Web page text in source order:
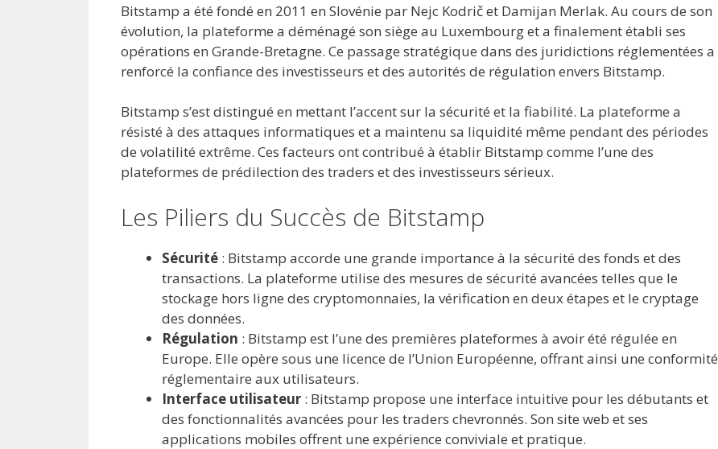
Bitstamp a été fondé en 2011 en Slovénie par Nejc Kodrič et Damijan Merlak. Au cours de son
évolution, la plateforme a déménagé son siège au Luxembourg et a finalement établi ses
opérations en Grande-Bretagne. Ce passage stratégique dans des juridictions réglementées a
renforcé la confiance des investisseurs et des autorités de régulation envers Bitstamp.
Bitstamp s’est distingué en mettant l’accent sur la sécurité et la fiabilité. La plateforme a
résisté à des attaques informatiques et a maintenu sa liquidité même pendant des périodes
de volatilité extrême. Ces facteurs ont contribué à établir Bitstamp comme l’une des
plateformes de prédilection des traders et des investisseurs sérieux.
Les Piliers du Succès de Bitstamp
Sécurité: Bitstamp accorde une grande importance à la sécurité des fonds et des
transactions. La plateforme utilise des mesures de sécurité avancées telles que le
stockage hors ligne des cryptomonnaies, la vérification en deux étapes et le cryptage
des données.
Régulation : Bitstamp est l’une des premières plateformes à avoir été régulée en
Europe. Elle opère sous une licence de l’Union Européenne, offrant ainsi une conformité
réglementaire aux utilisateurs.
Interface utilisateur: Bitstamp propose une interface intuitive pour les débutants et
des fonctionnalités avancées pour les traders chevronnés. Son site web et ses
applications mobiles offrent une expérience conviviale et pratique.